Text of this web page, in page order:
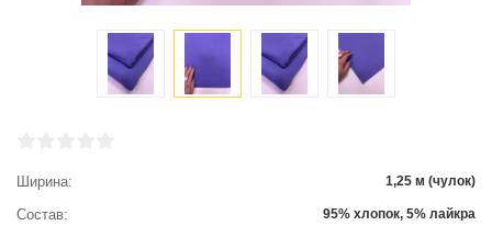
Ширина 1,25 м (чулок)
Состав 95% хлопок, 5% лайкра